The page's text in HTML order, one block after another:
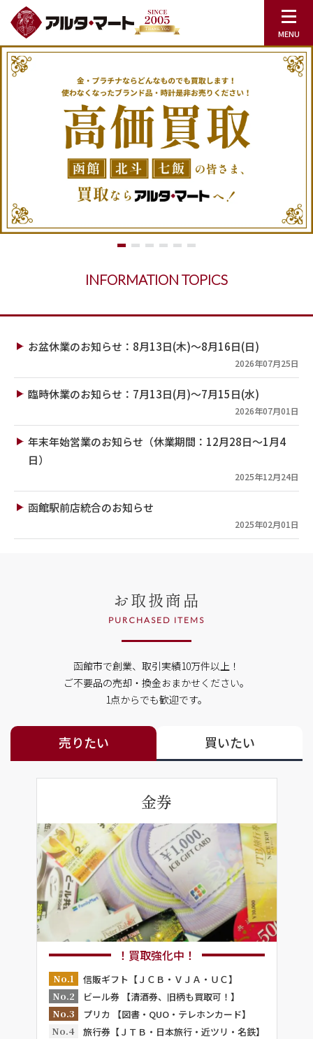
INFORMATION TOPICS
お盆休業のお知らせ：8月13日(木)～8月16日(日)
2026年07月25日
臨時休業のお知らせ：7月13日(月)～7月15日(水)
2026年07月01日
年末年始営業のお知らせ（休業期間：12月28日～1月4
日）
2025年12月24日
函館駅前店統合のお知らせ
2025年02月01日
お取扱商品
PURCHASED ITEMS
函館市で創業、取引実績10万件以上！
ご不要品の売却・換金おまかせください。
1点からでも歓迎です。
売りたい 買いたい
金券
！買取強化中！
No.1
信販ギフト【ＪＣＢ・ＶＪＡ・ＵＣ】
No.2
ビール券 【清酒券、旧柄も買取可！】
No.3
プリカ 【図書・QUO・テレホンカード】
No.4
旅行券【ＪＴＢ・日本旅行・近ツリ・名鉄】